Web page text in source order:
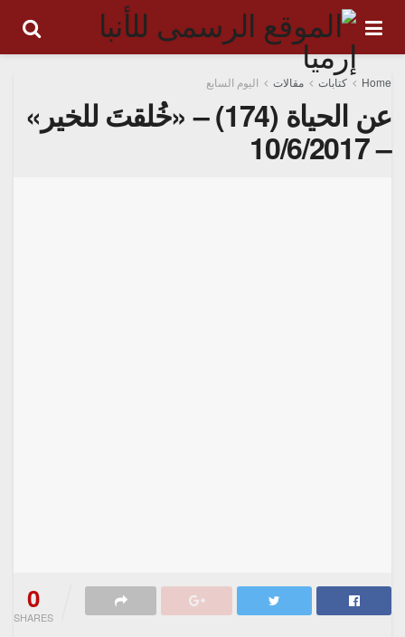
Home كتابات مقالات اليوم السابع
عن الحياة (174) – «خُلقتَ للخير»
– 10/6/2017
0
SHARES